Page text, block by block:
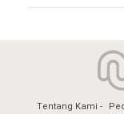
Tentang Kami